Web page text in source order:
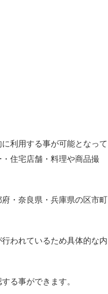
利用する事が可能となって
住宅店舗・料理や商品撮
・奈良県・兵庫県の区市町
われているため具体的な内
る事ができます。